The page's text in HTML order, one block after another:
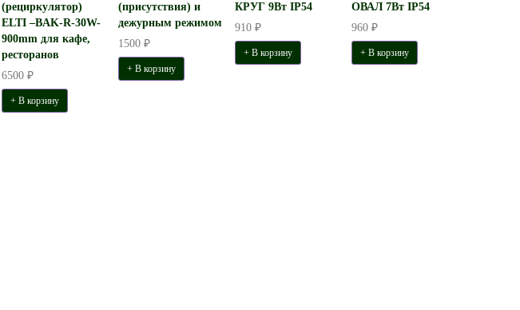
(рециркулятор)
ELTI –BAK-R-30W-
900mm для кафе,
ресторанов
6500 ₽
+ В корзину
(присутствия) и
дежурным режимом
1500 ₽
+ В корзину
КРУГ 9Вт IP54
910 ₽
+ В корзину
ОВАЛ 7Вт IP54
960 ₽
+ В корзину